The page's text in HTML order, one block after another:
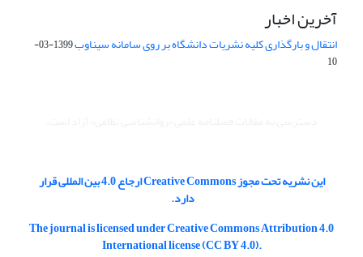
آخرین اخبار
انتقال و بارگذاری کلیه نشریات دانشگاه بر روی سامانه سیناوب
1399-03-
10
این نشریه تحت مجوز Creative Commons ارجاع 4.0 بین المللی قرار
دارد.
The journal is licensed under Creative Commons Attribution 4.0
International license (CC BY 4.0).